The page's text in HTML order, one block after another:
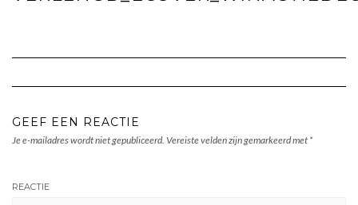
GEEF EEN REACTIE
Je e-mailadres wordt niet gepubliceerd. Vereiste velden zijn gemarkeerd met *
REACTIE